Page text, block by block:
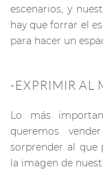
escenarios, y
hay que forrar el
para hacer un
-EXPRIMIR AL
Lo más
queremos
sorprender al que
la imagen de